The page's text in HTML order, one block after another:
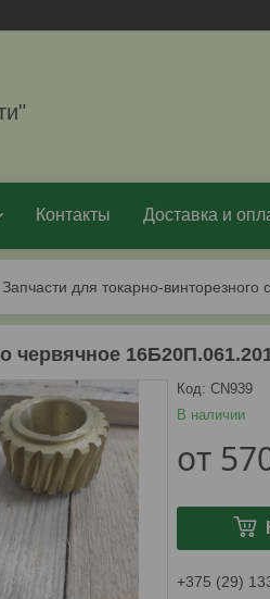
Контакты Доставка и
Запчасти для токарно-винторезного
червячное
В наличии
Код: CN939
от
+375 (29)